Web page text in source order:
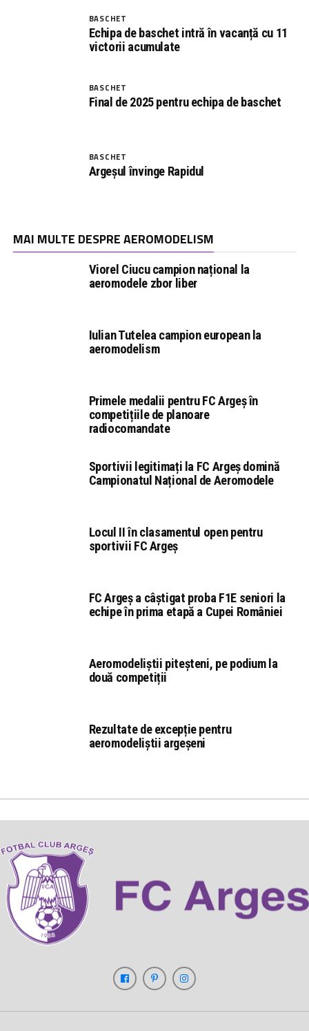
BASCHET
Echipa de baschet intră în vacanță cu 11
victorii acumulate
BASCHET
Final de 2025 pentru echipa de baschet
BASCHET
Argeșul învinge Rapidul
MAI MULTE DESPRE AEROMODELISM
Viorel Ciucu campion național la
aeromodele zbor liber
Iulian Tutelea campion european la
aeromodelism
Primele medalii pentru FC Argeș în
competițiile de planoare
radiocomandate
Sportivii legitimați la FC Argeș domină
Campionatul Național de Aeromodele
Locul II în clasamentul open pentru
sportivii FC Argeș
FC Argeș a câștigat proba F1E seniori la
echipe în prima etapă a Cupei României
Aeromodeliștii piteșteni, pe podium la
două competiții
Rezultate de excepție pentru
aeromodeliștii argeșeni